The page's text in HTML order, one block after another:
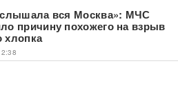
слышала вся Москва»: МЧС
причину похожего на взрыв
хлопка